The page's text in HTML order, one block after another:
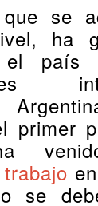
se
ha
país
primer
trabajo
se